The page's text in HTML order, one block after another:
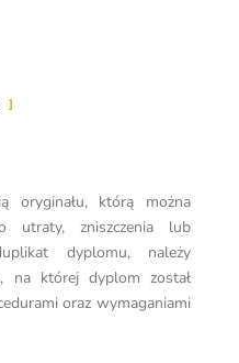
oryginału, którą można
utraty, zniszczenia lub
dyplomu, należy
na której dyplom został
oraz wymaganiami